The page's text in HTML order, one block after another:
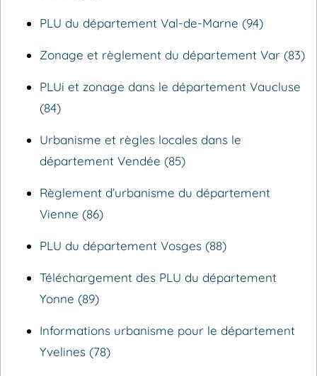
PLU du département Val-de-Marne (94)
Zonage et règlement du département Var (83)
PLUi et zonage dans le département Vaucluse
(84)
Urbanisme et règles locales dans le
département Vendée (85)
Règlement d’urbanisme du département
Vienne (86)
PLU du département Vosges (88)
Téléchargement des PLU du département
Yonne (89)
Informations urbanisme pour le département
Yvelines (78)